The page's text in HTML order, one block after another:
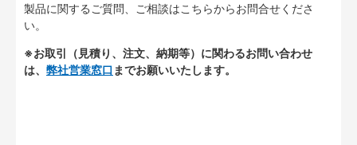
製品に関するご質問、ご相談はこちらからお問合せくださ
い。
※お取引（見積り、注文、納期等）に関わるお問い合わせ
は、 弊社営業窓口 までお願いいたします。